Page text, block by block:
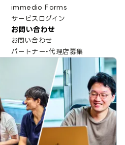
immedio Forms
サービスログイン
お問い合わせ
お問い合わせ
パートナー・代理店募集